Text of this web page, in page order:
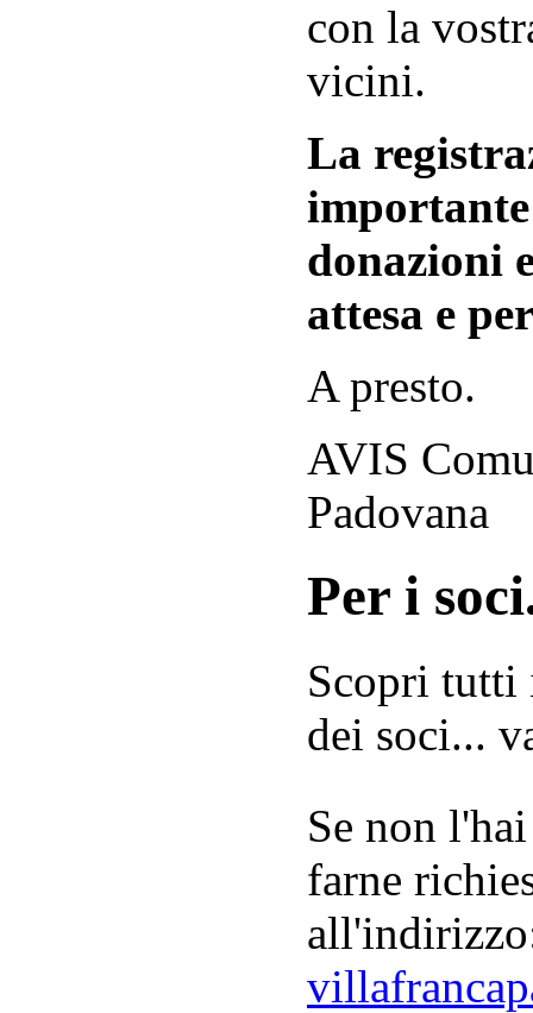
con la
vicini.
La
donazioni
attesa e
A presto.
AVIS
Padovana
Per i
Scopri tutti
dei soci...
Se non
farne